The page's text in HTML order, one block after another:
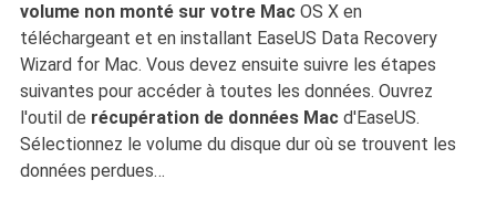
volume non monté sur votre Mac OS X en
téléchargeant et en installant EaseUS Data Recovery
Wizard for Mac. Vous devez ensuite suivre les étapes
suivantes pour accéder à toutes les données. Ouvrez
l'outil de récupération de données Mac d'EaseUS.
Sélectionnez le volume du disque dur où se trouvent les
données perdues…